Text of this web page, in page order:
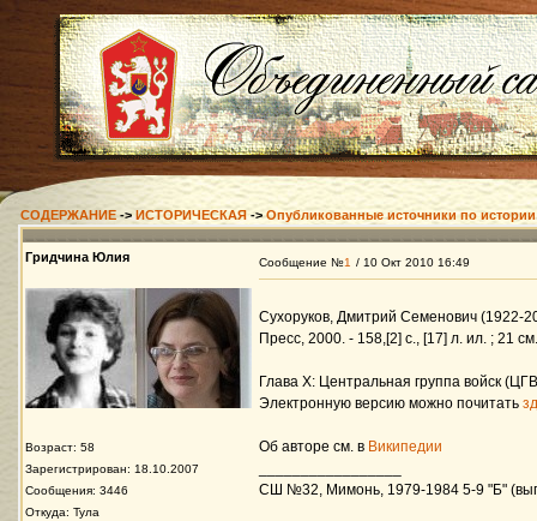
СОДЕРЖАНИЕ ->ИСТОРИЧЕСКАЯ->Опубликованные источники по
Гридчина Юлия
Возраст: 58
Зарегистрирован: 18.10.2007
Сообщения: 3446
Откуда: Тула
Сообщение №1 / 10 Окт 2010 16:49
Сухоруков, Дмитрий Семенович (1922-
Пресс, 2000. - 158,[2] с., [17] л. ил. ; 21 см.
Глава X: Центральная группа войск
Электронную версию можно почитать
Об авторе см. в Википедии
СШ №32, Мимонь, 1979-1984 5-9 "Б"